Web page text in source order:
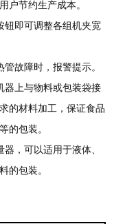
户节约生产成本。
钮即可调整各组机夹宽
故障时，报警提示。
器上与物料或包装袋接
的材料加工，保证食品
的包装。
，可以适用于液体、
的包装。